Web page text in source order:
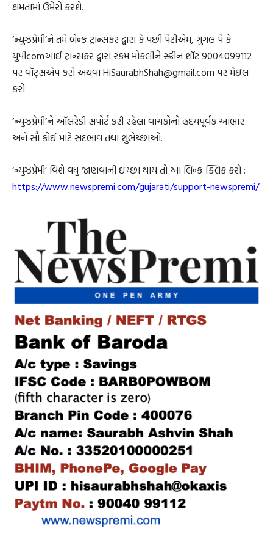
ક્ષમતામાં ઉમેરો કરશે.
‘ન્યુઝપ્રેમી’ને તમે બેન્ક ટ્રાન્સફર દ્વારા કે પછી પેટીએમ, ગુગલ પે કે
યુપીcomઆઈ ટ્રાન્સફર દ્વારા રકમ મોકલીને સ્ક્રીન શૉટ 9004099112
પર વૉટ્સએપ કરો અથવા HiSaurabhShah@gmail.com પર મેઇલ
કરો.
‘ન્યુઝપ્રેમી’ને ઑલરેડી સપોર્ટ કરી રહેલા વાચકોનો હ્રદયપૂર્વક આભાર
અને સૌ કોઈ માટે સદભાવ તથા શુભેચ્છાઓ.
‘ન્યુઝપ્રેમી’ વિશે વધુ જાણવાની ઇચ્છા થાય તો આ લિન્ક ક્લિક કરો :
https://www.newspremi.com/gujarati/support-newspremi/